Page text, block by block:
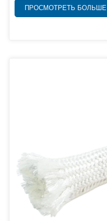
ПРОСМОТРЕТЬ БОЛЬШЕ